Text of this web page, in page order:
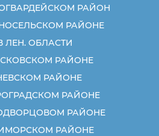
РАЙОН
РАЙОНЕ
ЛЕН. ОБЛАСТИ
РАЙОНЕ
РАЙОНЕ
РАЙОНЕ
РАЙОНЕ
РАЙОНЕ